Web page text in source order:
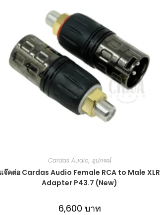
Cardas Audio, อุปกรณ์
จ๊คต่อ Cardas Audio Female RCA to Male XLR
Adapter P43.7 (New)
6,600 บาท